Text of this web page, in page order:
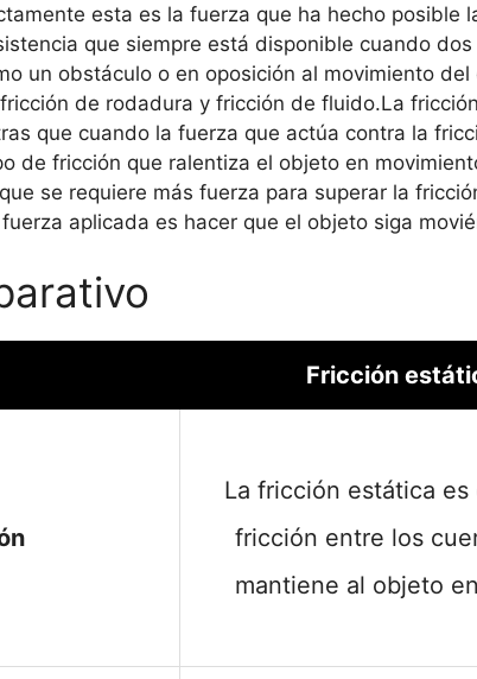
esta es la fuerza que ha hecho
que siempre está disponible cuando
un obstáculo o en oposición al movimiento
de rodadura y fricción de fluido.La
que cuando la fuerza que actúa contra la
de fricción que ralentiza el objeto en
se requiere más fuerza para superar la
aplicada es hacer que el objeto siga
Fricción
La fricción estática
fricción entre los
mantiene al objeto